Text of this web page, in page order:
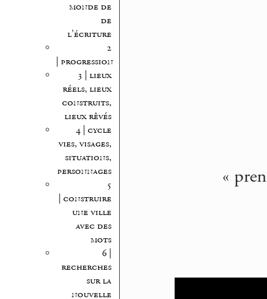
monde de
de
l’écriture
2
| progression
3 | lieux
réels, lieux
construits,
lieux rêvés
4 | cycle
vies, visages,
situations,
personnages
5
| construire
une ville
avec des
mots
6 |
recherches
sur la
nouvelle
«